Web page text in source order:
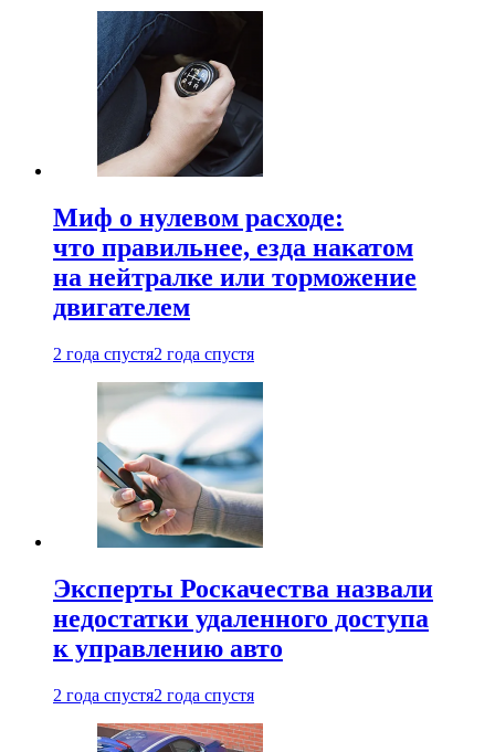
Миф о нулевом расходе:
что правильнее, езда накатом
на нейтралке или торможение
двигателем
2 года спустя2 года спустя
Эксперты Роскачества назвали
недостатки удаленного доступа
к управлению авто
2 года спустя2 года спустя